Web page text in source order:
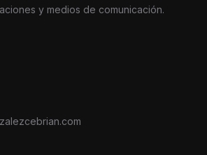
y medios de comunicación.